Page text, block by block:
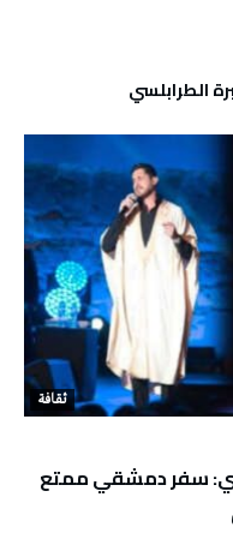
الطرابلسي
ثقافة
سفر دمشقي ممتع